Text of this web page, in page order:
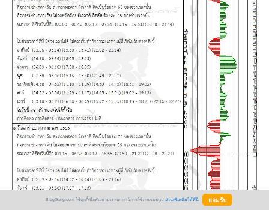
BlogGang.com ใช้คุกกี้เพื่อพัฒนาประสบการณ์การใช้งานของคุณ อ่านเพิ่มเติมได้ที่นี่